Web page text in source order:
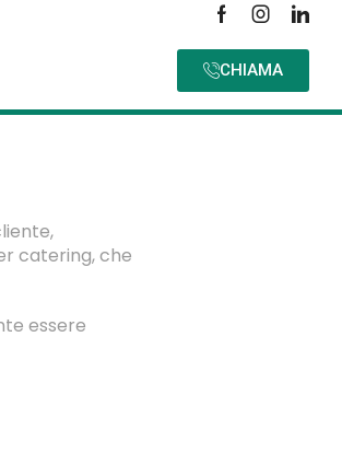
CHIAMA
catering, che
essere